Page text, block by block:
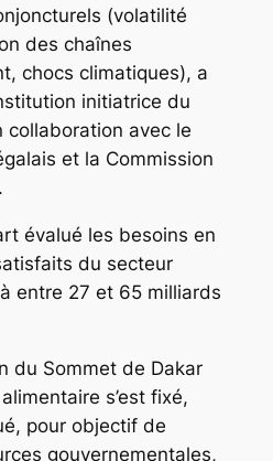
(volatilité
des chaînes
chocs climatiques), a
initiatrice du
collaboration avec le
et la Commission
évalué les besoins en
du secteur
entre 27 et 65 milliards
du Sommet de Dakar
s’est fixé,
pour objectif de
gouvernementales,